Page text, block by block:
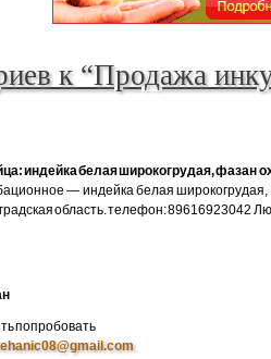
к “Продажа
индейка белая широкогрудая, фазан
— индейка белая
область. телефон: 89616923042
попробовать